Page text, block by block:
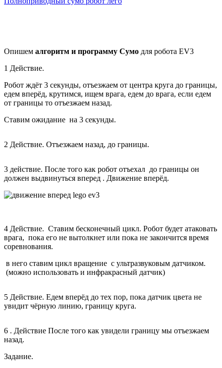
Опишем алгоритм и программу Сумо для робота EV3
1 Действие.
Робот ждёт 3 секунды, отъезжаем от центра круга до границы,
едем вперёд, крутимся, ищем врага, едем до врага, если едем
от границы то отъезжаем назад.
Ставим ожидание на 3 секунды.
2 Действие. Отъезжаем назад, до границы.
3 действие. После того как робот отъехал до границы он
должен выдвинуться вперед . Движение вперёд.
4 Действие. Ставим бесконечный цикл. Робот будет атаковать
врага, пока его не вытолкнет или пока не закончится время
соревнования.
в него ставим цикл вращение c ультразвуковым датчиком.
(можно использовать и инфракрасный датчик)
5 Действие. Едем вперёд до тех пор, пока датчик цвета не
увидит чёрную линию, границу круга.
6 . Действие После того как увидели границу мы отъезжаем
назад.
Задание.